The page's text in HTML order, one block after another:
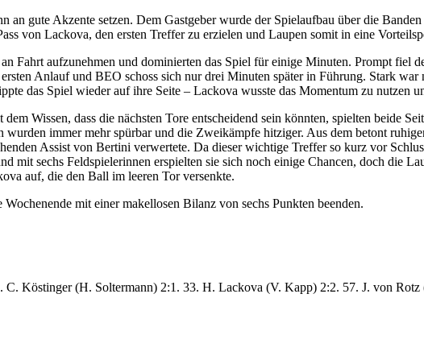
gute Akzente setzen. Dem Gastgeber wurde der Spielaufbau über die
von Lackova, den ersten Treffer zu erzielen und Laupen somit in eine
Fahrt aufzunehmen und dominierten das Spiel für einige Minuten. Prompt fiel
Anlauf und BEO schoss sich nur drei Minuten später in Führung. Stark
das Spiel wieder auf ihre Seite – Lackova wusste das Momentum zu nutzen
Wissen, dass die nächsten Tore entscheidend sein könnten, spielten beide
immer mehr spürbar und die Zweikämpfe hitziger. Aus dem betont
Assist von Bertini verwertete. Da dieser wichtige Treffer so kurz vor
mit sechs Feldspielerinnen erspielten sie sich noch einige Chancen, doch die
auf, die den Ball im leeren Tor versenkte.
mit einer makellosen Bilanz von sechs Punkten beenden.
Köstinger (H. Soltermann) 2:1. 33. H. Lackova (V. Kapp) 2:2. 57. J. von